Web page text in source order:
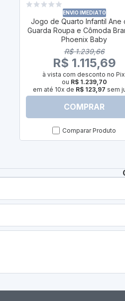
ENVIO IMEDIATO
Jogo de Quarto Infantil Ane
Guarda Roupa e Cômoda
Phoenix Baby
R$ 1.239,66
R$ 1.115,69
à vista com desconto no
ou R$ 1.239,70
em até 10x de R$ 123,97 sem
COMPRAR
Comparar Produto